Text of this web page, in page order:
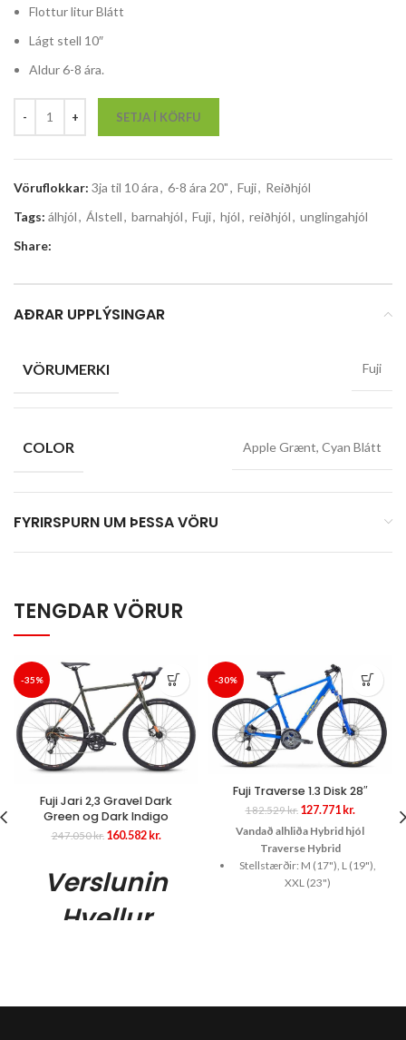
Flottur litur Blátt
Lágt stell 10″
Aldur 6-8 ára.
SETJA Í KÖRFU
Vöruflokkar: 3ja til 10 ára, 6-8 ára 20", Fuji, Reiðhjól
Tags: álhjól, Álstell, barnahjól, Fuji, hjól, reiðhjól, unglingahjól
Share:
AÐRAR UPPLÝSINGAR
VÖRUMERKI Fuji
COLOR Apple Grænt, Cyan Blátt
FYRIRSPURN UM ÞESSA VÖRU
TENGDAR VÖRUR
-35%
Fuji Jari 2,3 Gravel Dark
Green og Dark Indigo
247.050kr. Original
247.050 kr..
160.582 kr.
160.582 kr..
Verslunin
Hvellur
-30%
Fuji Traverse 1.3 Disk 28″
182.529kr. Original
price
was:
182.529 kr..
127.771 kr.Current
price
is:
Vandað alhliða Hybrid hjól
Traverse Hybrid
Stellstærðir: M (17"), L (19"),
XXL (23")